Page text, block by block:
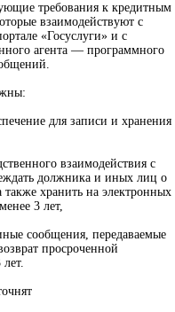
требования к кредитным
взаимодействуют с
«Госуслуги» и с
агента — программного
для записи и хранения
взаимодействия с
должника и иных лиц о
также хранить на электронных
3 лет,
сообщения, передаваемые
просроченной